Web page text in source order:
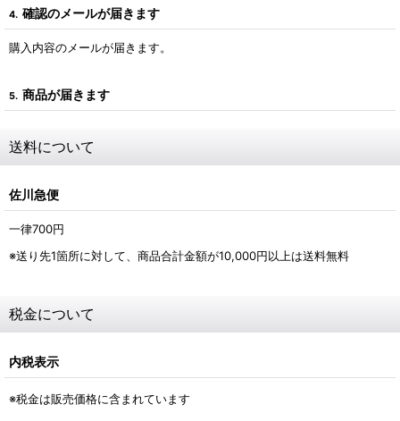
4. 確認のメールが届きます
購入内容のメールが届きます。
5. 商品が届きます
送料について
佐川急便
一律700円
※送り先1箇所に対して、商品合計金額が10,000円以上は送料無料
税金について
内税表示
※税金は販売価格に含まれています